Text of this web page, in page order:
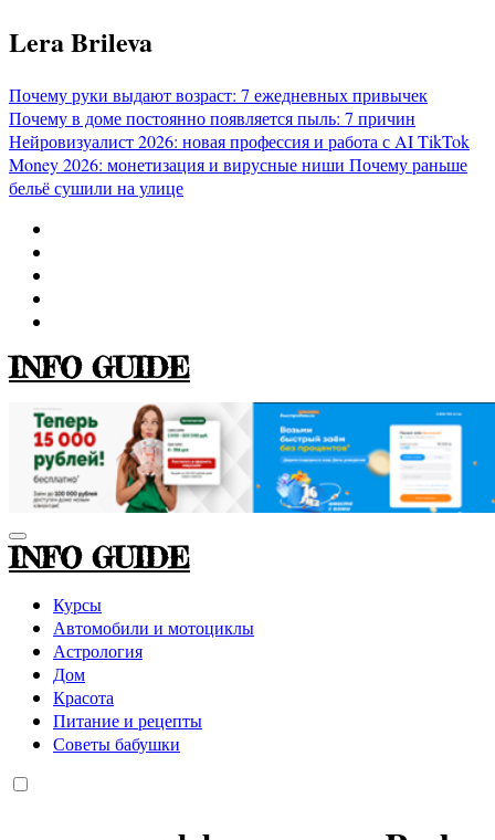
Перейти
к
Lera Brileva
Почему руки выдают возраст: 7 ежедневных привычек
Почему в доме постоянно появляется пыль: 7 причин
Нейровизуалист 2026: новая профессия и работа с AITikTok
Money 2026: монетизация и вирусные ниши Почему раньше
бельё сушили на улице
INFO GUIDE
INFO GUIDE
Курсы
Автомобили и мотоциклы
Астрология
Дом
Красота
Питание и рецепты
Советы бабушки